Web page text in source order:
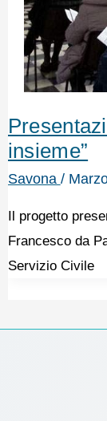
insieme”
Savona /
Il progetto
Francesco da
Servizio Civile